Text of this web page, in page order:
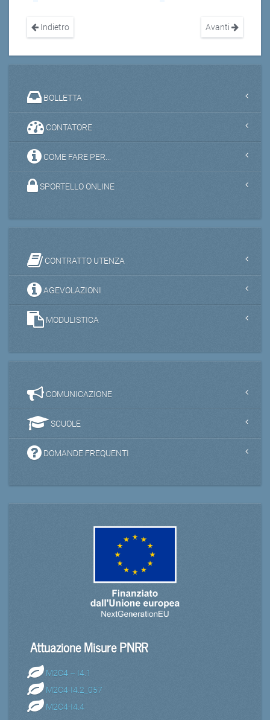
Indietro Avanti
BOLLETTA
CONTATORE
COME FARE PER...
SPORTELLO ONLINE
CONTRATTO UTENZA
AGEVOLAZIONI
MODULISTICA
COMUNICAZIONE
SCUOLE
DOMANDE FREQUENTI
Attuazione Misure PNRR
M2C4 – I4.1
M2C4-I4.2_057
M2C4-I4.4